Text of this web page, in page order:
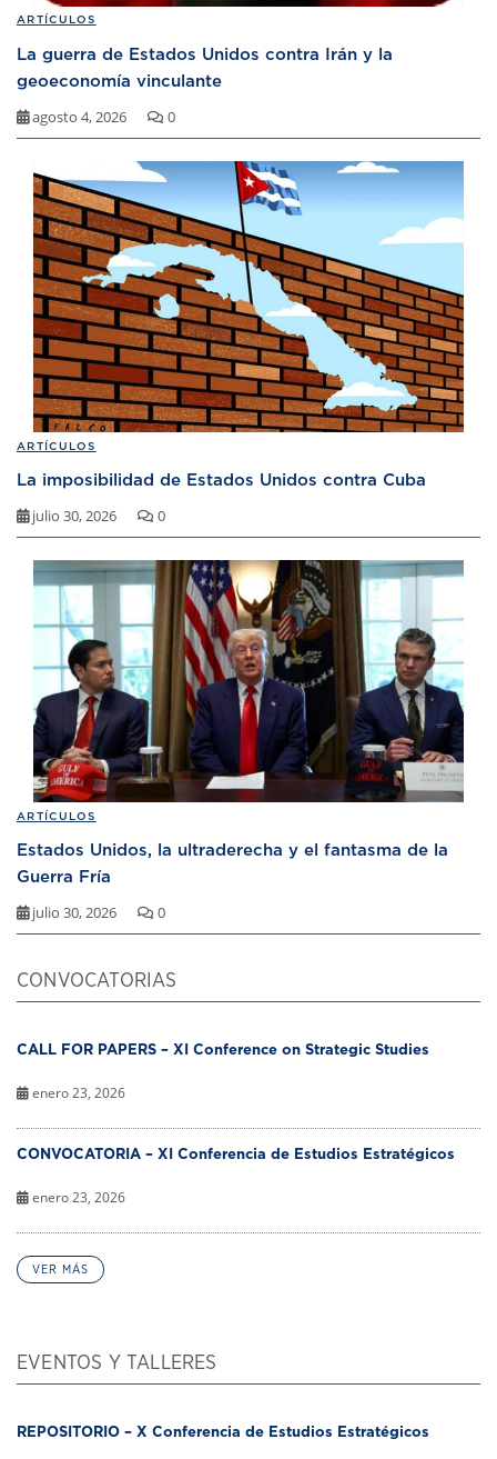
ARTÍCULOS
La guerra de Estados Unidos contra Irán y la
geoeconomía vinculante
agosto 4, 2026 0
ARTÍCULOS
La imposibilidad de Estados Unidos contra Cuba
julio 30, 2026 0
ARTÍCULOS
Estados Unidos, la ultraderecha y el fantasma de la
Guerra Fría
julio 30, 2026 0
CONVOCATORIAS
CALL FOR PAPERS – XI Conference on Strategic Studies
enero 23, 2026
CONVOCATORIA – XI Conferencia de Estudios Estratégicos
enero 23, 2026
VER MÁS
EVENTOS Y TALLERES
REPOSITORIO – X Conferencia de Estudios Estratégicos